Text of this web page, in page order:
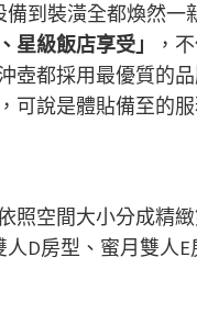
備到裝潢全都煥然
星級飯店享受」
，
壺都採用最優質的
可說是體貼備至的服
照空間大小分成精
D房型、蜜月雙人E